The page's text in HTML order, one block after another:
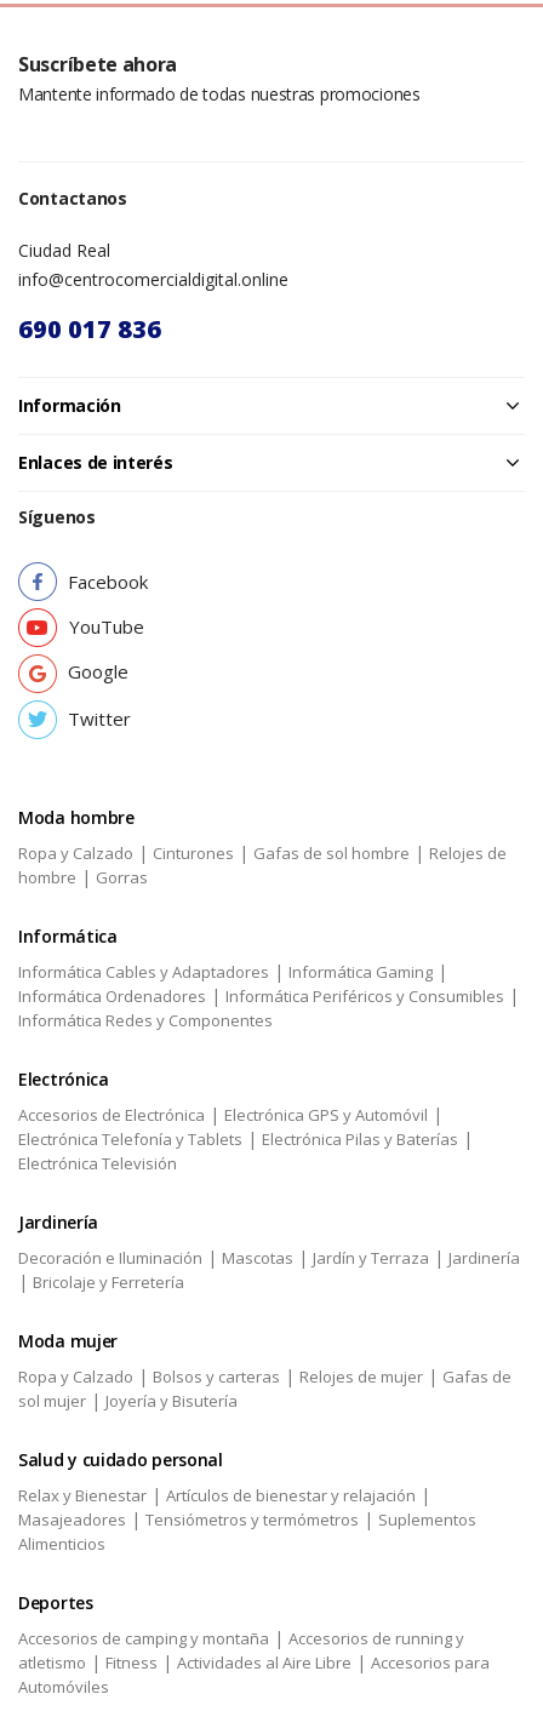
Suscríbete ahora
Mantente informado de todas nuestras promociones
Contactanos
Ciudad Real
info@centrocomercialdigital.online
690 017 836
Información
Enlaces de interés
Síguenos
Facebook
YouTube
Google
Twitter
Moda hombre
Ropa y Calzado | Cinturones | Gafas de sol hombre | Relojes de
hombre | Gorras
Informática
Informática Cables y Adaptadores | Informática Gaming |
Informática Ordenadores | Informática Periféricos y Consumibles |
Informática Redes y Componentes
Electrónica
Accesorios de Electrónica | Electrónica GPS y Automóvil |
Electrónica Telefonía y Tablets | Electrónica Pilas y Baterías |
Electrónica Televisión
Jardinería
Decoración e Iluminación | Mascotas | Jardín y Terraza | Jardinería
| Bricolaje y Ferretería
Moda mujer
Ropa y Calzado | Bolsos y carteras | Relojes de mujer | Gafas de
sol mujer | Joyería y Bisutería
Salud y cuidado personal
Relax y Bienestar | Artículos de bienestar y relajación |
Masajeadores | Tensiómetros y termómetros | Suplementos
Alimenticios
Deportes
Accesorios de camping y montaña | Accesorios de running y
atletismo | Fitness | Actividades al Aire Libre | Accesorios para
Automóviles